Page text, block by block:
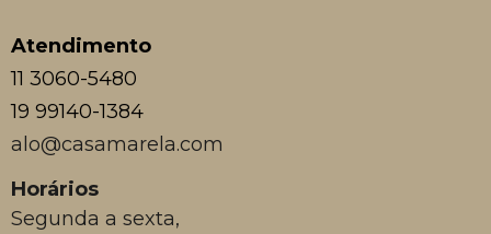
Atendimento
11 3060-5480
19 99140-1384
alo@casamarela.com
Horários
Segunda a sexta,